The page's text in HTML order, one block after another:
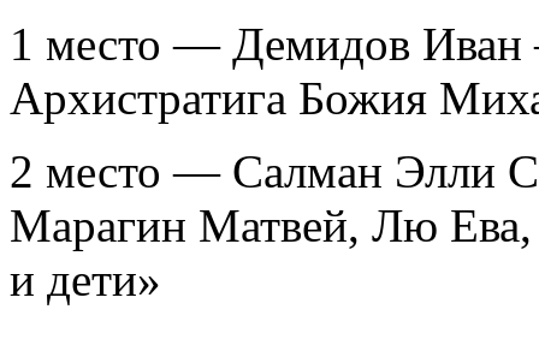
1 место — Демидов
Архистратига Божия
2 место — Салман Элли
Марагин Матвей, Лю
и дети»